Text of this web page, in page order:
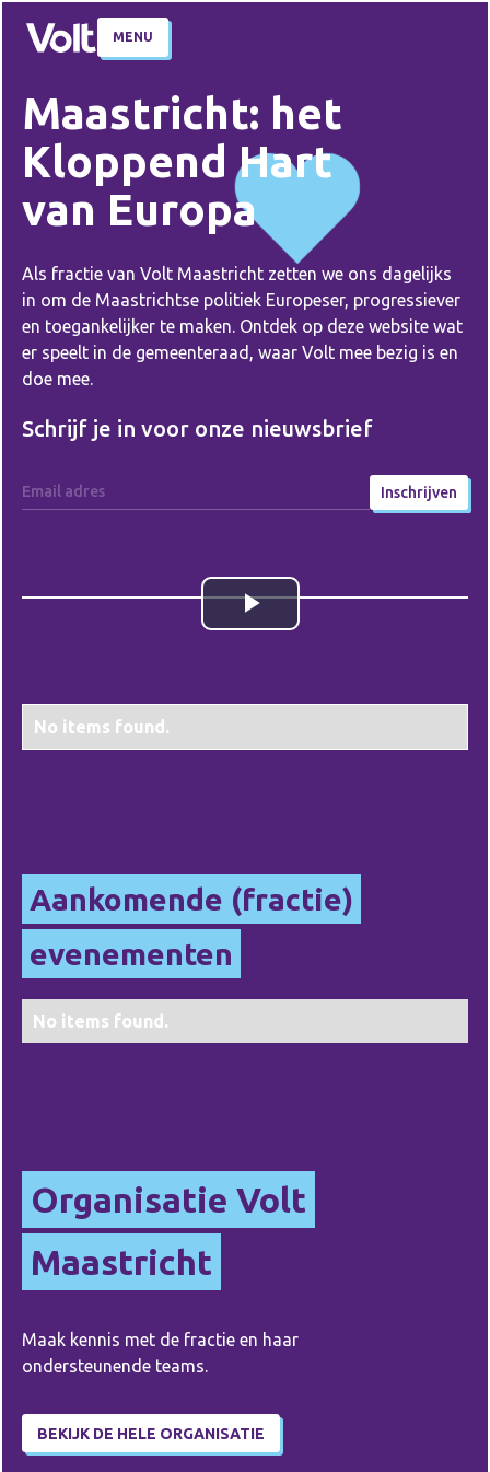
MENU
Maastricht: het
Kloppend Hart
van Europa
Als fractie van Volt Maastricht zetten we ons dagelijks
in om de Maastrichtse politiek Europeser, progressiever
en toegankelijker te maken. Ontdek op deze website wat
er speelt in de gemeenteraad, waar Volt mee bezig is en
doe mee.
Schrijf je in voor onze nieuwsbrief
Play
No items found.
Aankomende (fractie)
evenementen
No items found.
Organisatie Volt
Maastricht
Maak kennis met de fractie en haar
ondersteunende teams.
BEKIJK DE HELE ORGANISATIE